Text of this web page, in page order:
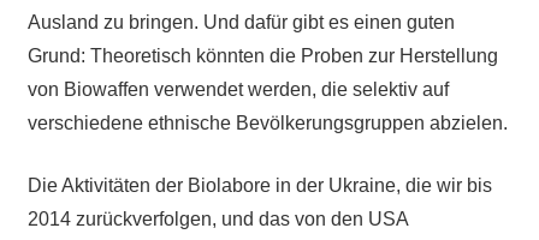
Ausland zu bringen. Und dafür gibt es einen guten
Grund: Theoretisch könnten die Proben zur Herstellung
von Biowaffen verwendet werden, die selektiv auf
verschiedene ethnische Bevölkerungsgruppen abzielen.
Die Aktivitäten der Biolabore in der Ukraine, die wir bis
2014 zurückverfolgen, und das von den USA